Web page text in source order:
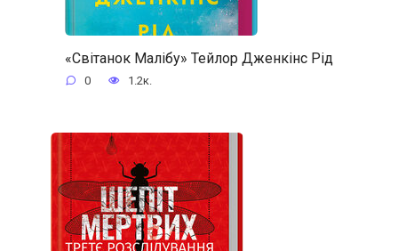
«Світанок Малібу» Тейлор Дженкінс Рід
0 1.2к.